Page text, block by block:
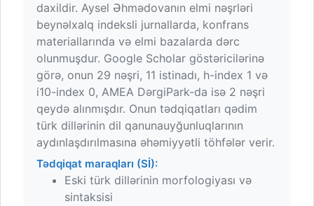
daxildir. Aysel Əhmədovanın elmi nəşrləri
beynəlxalq indeksli jurnallarda, konfrans
materiallarında və elmi bazalarda dərc
olunmuşdur. Google Scholar göstəricilərinə
görə, onun 29 nəşri, 11 istinadı, h-index 1 və
i10-index 0, AMEA DərgiPark-da isə 2 nəşri
qeydə alınmışdır. Onun tədqiqatları qədim
türk dillərinin dil qanunauyğunluqlarının
aydınlaşdırılmasına əhəmiyyətli töhfələr verir.
Tədqiqat maraqları (Sİ):
Eski türk dillərinin morfologiyası və
sintaksisi